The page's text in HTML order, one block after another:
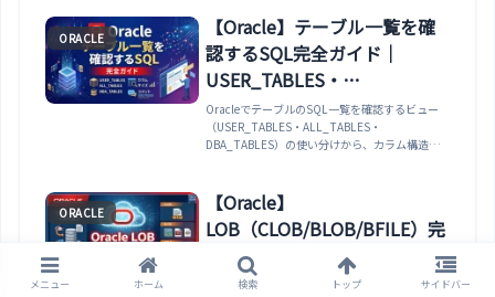
計・ジョブの有効化・停止・手動実行・
DBA_SCHEDULER_JOBS /
DBA_SCHEDULER_JOB_RUN_DETAILS での監
視・実行エラーの確認と対処法まで実例で解説し
ます。
ORACLE
【Oracle】テーブル一覧を確
認するSQL完全ガイド｜
USER_TABLES・
ALL_TABLES・
DBA_TABLES・カラム・サイ
ズ・コメントまで網羅
OracleでテーブルのSQL一覧を確認するビュー
（USER_TABLES・ALL_TABLES・
DBA_TABLES）の使い分けから、カラム構造・
SQL付きで完全解説。
ORACLE
【Oracle】
LOB（CLOB/BLOB/BFILE）完
全ガイド｜DBMS_LOB で読み
書き・EMPTY_CLOB・一時
Oracle の LOB（Large Object）データ型を完全
メニュー ホーム 検索 トップ サイドバー